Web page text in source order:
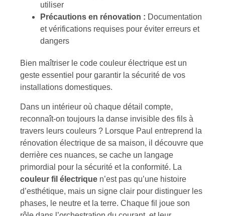
utiliser
Précautions en rénovation : Documentation
et vérifications requises pour éviter erreurs et
dangers
Bien maîtriser le code couleur électrique est un
geste essentiel pour garantir la sécurité de vos
installations domestiques.
Dans un intérieur où chaque détail compte,
reconnaît-on toujours la danse invisible des fils à
travers leurs couleurs ? Lorsque Paul entreprend la
rénovation électrique de sa maison, il découvre que
derrière ces nuances, se cache un langage
primordial pour la sécurité et la conformité. La
couleur fil électrique n’est pas qu’une histoire
d’esthétique, mais un signe clair pour distinguer les
phases, le neutre et la terre. Chaque fil joue son